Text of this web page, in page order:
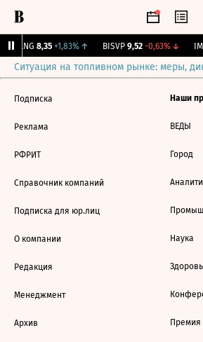
BLNG 8,35 +1,83%↑ BISVP 9,52 -0,63%↓
Ситуация на топливном рынке: меры,
Подписка
Реклама
РФРИТ
Справочник компаний
Подписка для юр.лиц
О компании
Редакция
Менеджмент
Архив
Наши
ВЕДЫ
Город
Наука
Премия